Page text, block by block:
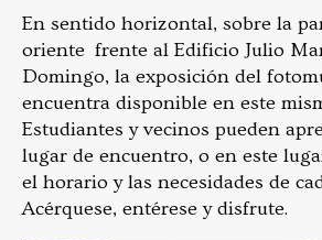
En sentido horizontal, sobre la
oriente frente al Edificio Julio
Domingo, la exposición del
encuentra disponible en este
Estudiantes y vecinos pueden
lugar de encuentro, o en este
el horario y las necesidades de
Acérquese, entérese y disfrute.